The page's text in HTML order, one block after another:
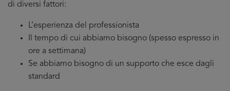
di diversi fattori:
L’esperienza del professionista
Il tempo di cui abbiamo bisogno (spesso espresso in
ore a settimana)
Se abbiamo bisogno di un supporto che esce dagli
standard